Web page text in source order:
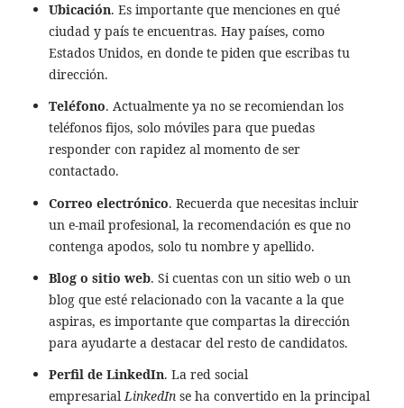
Ubicación. Es importante que menciones en qué
ciudad y país te encuentras. Hay países, como
Estados Unidos, en donde te piden que escribas tu
dirección.
Teléfono. Actualmente ya no se recomiendan los
teléfonos fijos, solo móviles para que puedas
responder con rapidez al momento de ser
contactado.
Correo electrónico. Recuerda que necesitas incluir
un e-mail profesional, la recomendación es que no
contenga apodos, solo tu nombre y apellido.
Blog o sitio web. Si cuentas con un sitio web o un
blog que esté relacionado con la vacante a la que
aspiras, es importante que compartas la dirección
para ayudarte a destacar del resto de candidatos.
Perfil de LinkedIn. La red social
empresarialLinkedInse ha convertido en la principal